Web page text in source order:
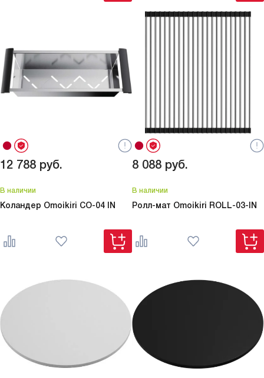
12 788 руб.
В наличии
Коландер Omoikiri CO-04 IN
8 088 руб.
В наличии
Ролл-мат Omoikiri ROLL-03-IN